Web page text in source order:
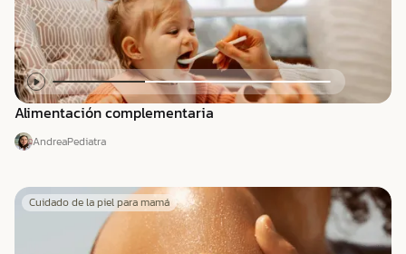
Alimentación complementaria
AndreaPediatra
Cuidado de la piel para mamá